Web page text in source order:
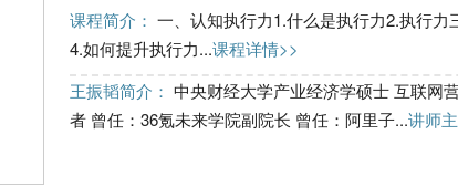
课程简介： 一、认知执行力1.什么是执行力2.执行力
4.如何提升执行力...课程详情>>
王振韬简介： 中央财经大学产业经济学硕士 互联网
者 曾任：36氪未来学院副院长 曾任：阿里子...讲师